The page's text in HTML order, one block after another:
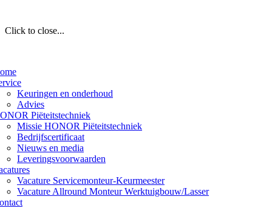
Click to close...
Keuringen en onderhoud
Advies
Piëteitstechniek
Missie HONOR Piëteitstechniek
Bedrijfscertificaat
Nieuws en media
Leveringsvoorwaarden
Vacature Servicemonteur-Keurmeester
Vacature Allround Monteur Werktuigbouw/Lasser